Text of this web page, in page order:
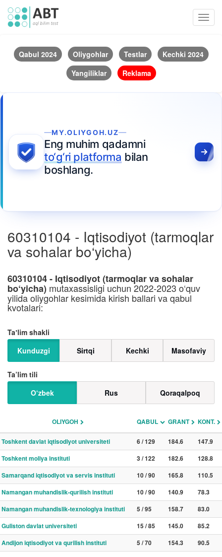
Qabul 2024 Oliygohlar Testlar
Kechki 2024
Yangiliklar
Reklama
MY.OLIYGOH.UZ
Eng muhim qadamni
to‘g‘ri platforma bilan
boshlang.
60310104 - Iqtisodiyot (tarmoqlar
va sohalar bo‘yicha)
60310104 - Iqtisodiyot (tarmoqlar va sohalar
bo‘yicha) mutaxassisligi uchun 2022-2023 o‘quv
yilida oliygohlar kesimida kirish ballari va qabul
kvotalari:
Taʼlim shakli
Kunduzgi
Sirtqi Kechki Masofaviy
Ta’lim tili
O‘zbek
Rus Qoraqalpoq
OLIYGOH QABUL GRANT KONT.
Toshkent davlat iqtisodiyot universiteti 6 / 129 184.6
147.9
Toshkent moliya instituti
3 / 122 182.6
128.8
Samarqand iqtisodiyot va servis instituti
10 / 90 165.8
110.5
Namangan muhandislik-qurilish instituti
10 / 90 140.9
78.3
Namangan muhandislik-texnologiya instituti
5 / 95 158.7
83.0
Guliston davlat universiteti
15 / 85 145.0
85.2
Andijon iqtisodiyot va qurilish instituti
5 / 70 154.3
90.5